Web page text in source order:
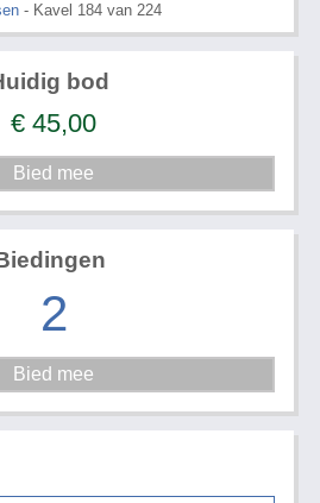
- Kavel 184 van 224
bod
€ 45,00
2